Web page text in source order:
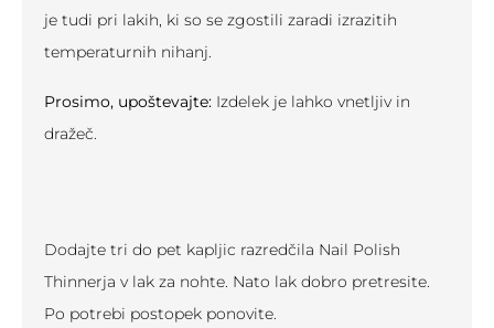
je tudi pri lakih, ki so se zgostili zaradi izrazitih
temperaturnih nihanj.
Prosimo, upoštevajte: Izdelek je lahko vnetljiv in
dražeč.
Dodajte tri do pet kapljic razredčila Nail Polish
Thinnerja v lak za nohte. Nato lak dobro pretresite.
Po potrebi postopek ponovite.